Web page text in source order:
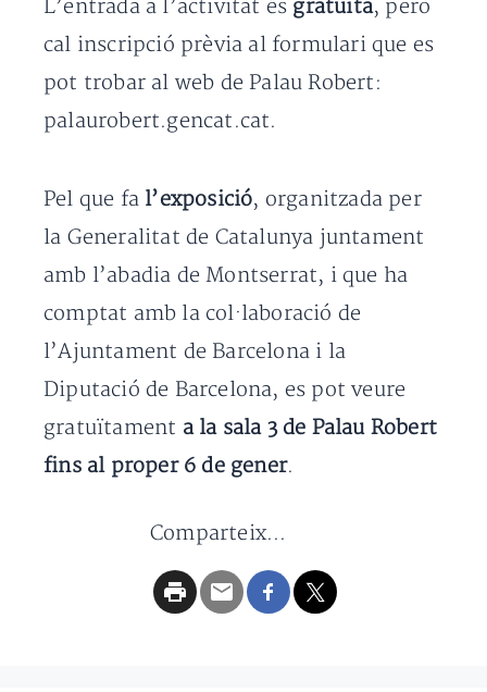
L’entrada a l’activitat és gratuïta, però
cal inscripció prèvia al formulari que es
pot trobar al web de Palau Robert:
palaurobert.gencat.cat.
Pel que fa l’exposició, organitzada per
la Generalitat de Catalunya juntament
amb l’abadia de Montserrat, i que ha
comptat amb la col·laboració de
l’Ajuntament de Barcelona i la
Diputació de Barcelona, es pot veure
gratuïtament a la sala 3 de Palau Robert
fins al proper 6 de gener.
Comparteix...